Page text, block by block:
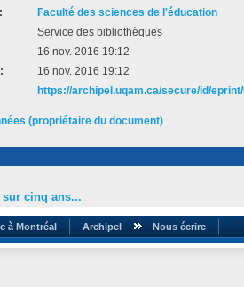
Faculté des sciences de l'éducation
Service des bibliothèques
16 nov. 2016 19:12
16 nov. 2016 19:12
https://archipel.uqam.ca/secure/id/
(propriétaire du document)
cinq ans...
à Montréal Archipel Nous écrire